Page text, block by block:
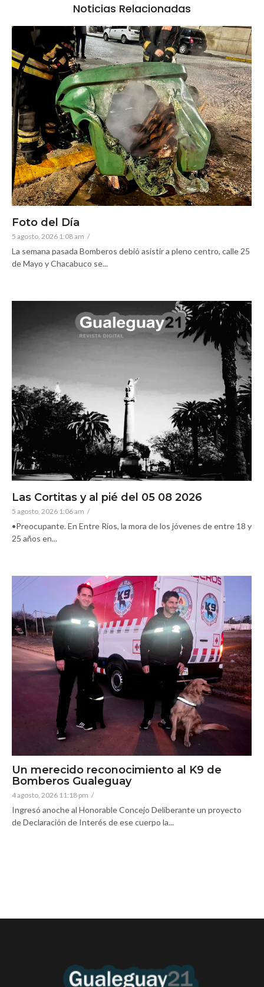
Noticias Relacionadas
Foto del Día
5 agosto, 2026 1:08 am /
La semana pasada Bomberos debió asistir a pleno centro, calle 25
de Mayo y Chacabuco se...
Las Cortitas y al pié del 05 08 2026
5 agosto, 2026 1:06 am /
•Preocupante. En Entre Ríos, la mora de los jóvenes de entre 18 y
25 años en...
Un merecido reconocimiento al K9 de
Bomberos Gualeguay
4 agosto, 2026 11:18 pm /
Ingresó anoche al Honorable Concejo Deliberante un proyecto
de Declaración de Interés de ese cuerpo la...